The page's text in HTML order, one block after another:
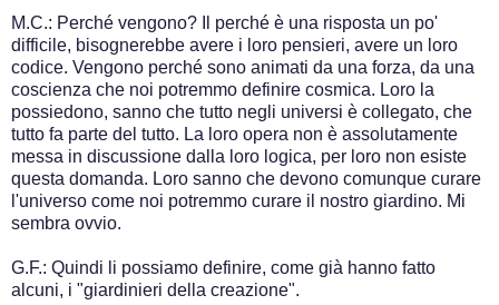
M.C.: Perché vengono? Il perché è una risposta un po'
difficile, bisognerebbe avere i loro pensieri, avere un loro
codice. Vengono perché sono animati da una forza, da una
coscienza che noi potremmo definire cosmica. Loro la
possiedono, sanno che tutto negli universi è collegato, che
tutto fa parte del tutto. La loro opera non è assolutamente
messa in discussione dalla loro logica, per loro non esiste
questa domanda. Loro sanno che devono comunque curare
l'universo come noi potremmo curare il nostro giardino. Mi
sembra ovvio.
G.F.: Quindi li possiamo definire, come già hanno fatto
alcuni, i "giardinieri della creazione".